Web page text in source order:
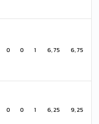
0 0 1 6,75 6,75
0 0 1 6,25 9,25